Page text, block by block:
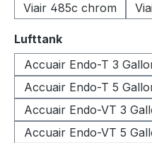
Viair 485c chrom
Lufttankauswählen
Accuair Endo-T 3
Accuair Endo-T 5
Accuair Endo-VT 3
Accuair Endo-VT 5